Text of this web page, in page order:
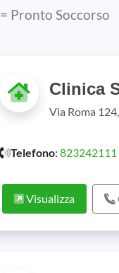
= Pronto Soccorso
Clinica
Via Roma
Telefono: 823242111
Visualizza